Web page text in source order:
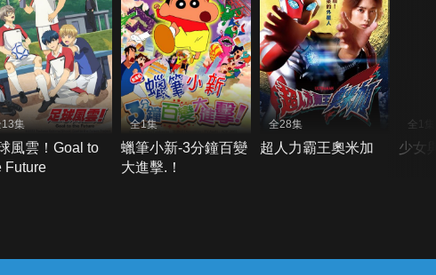
13集
風雲！Goal to
Future
全1集
蠟筆小新-3分鐘百變
大進擊.！
全28集
超人力霸王奧米加
全1集
少女